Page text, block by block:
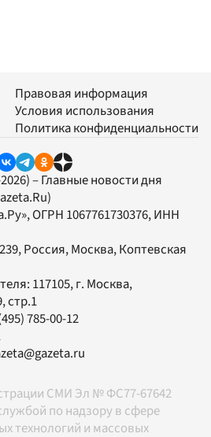
Правовая информация
Условия использования
Политика конфиденциальности
– Главные новости дня
, ОГРН 1067761730376, ИНН
Россия, Москва, Коптевская
117105, г. Москва,
стр.1
785-00-12
СМИ Эл № ФС77-67642
по надзору в сфере
технологий и массовых